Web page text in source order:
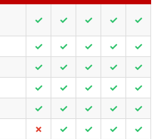
✓ ✓ ✓ ✓ ✓
✓ ✓ ✓ ✓
✓
✓ ✓ ✓ ✓
✓
✓ ✓ ✓ ✓
✓
✓ ✓ ✓ ✓
✓
✗ ✓ ✓ ✓
✓